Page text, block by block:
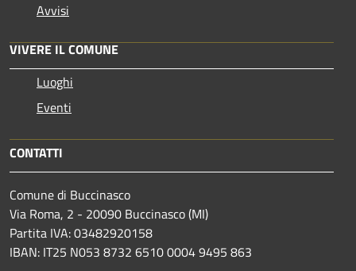
Avvisi
VIVERE IL COMUNE
Luoghi
Eventi
CONTATTI
Comune di Buccinasco
Via Roma, 2 - 20090 Buccinasco (MI)
Partita IVA: 03482920158
IBAN: IT25 N053 8732 6510 0004 9495 863